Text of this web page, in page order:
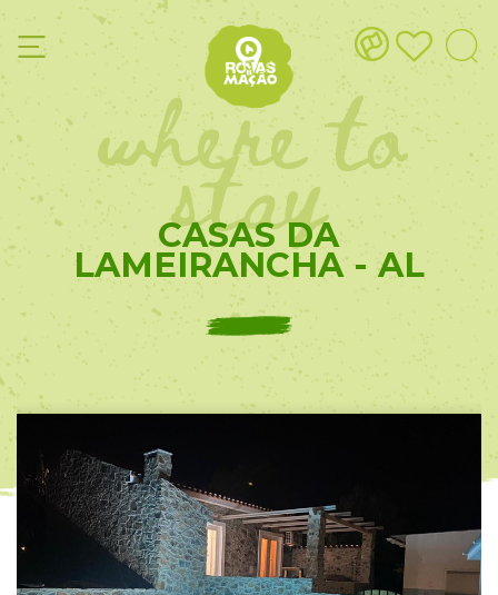
where to
stay
CASAS DA
LAMEIRANCHA - AL